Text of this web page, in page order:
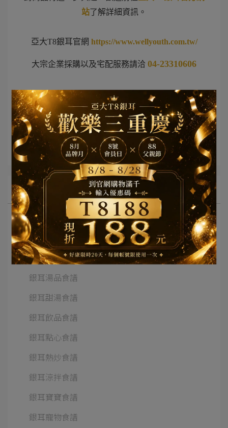
站了解詳細資訊。
亞大T8銀耳官網 https://www.wellyouth.com.tw/
大宗企業採購以及宅配服務請洽 04-23310606
文章分類 網紅部落客推薦
所有文章主題
最新活動消息
網紅部落客推薦
亞大T8銀耳報導
銀耳湯品食譜
銀耳甜湯食譜
銀耳飲品食譜
銀耳點心食譜
銀耳熱炒食譜
銀耳涼拌食譜
銀耳寶寶食譜
銀耳寵物食譜